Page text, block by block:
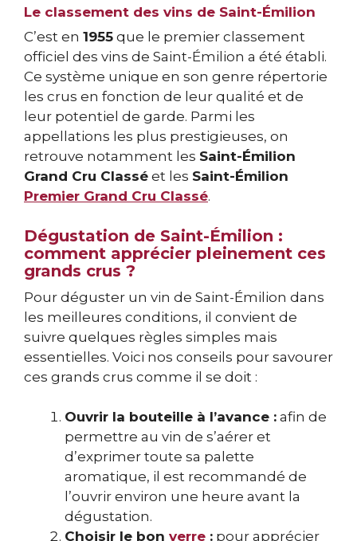
Le classement des vins de Saint-Émilion
C’est en 1955 que le premier classement
officiel des vins de Saint-Émilion a été établi.
Ce système unique en son genre répertorie
les crus en fonction de leur qualité et de
leur potentiel de garde. Parmi les
appellations les plus prestigieuses, on
retrouve notamment les Saint-Émilion
Grand Cru Classé et les Saint-Émilion
Premier Grand Cru Classé.
Dégustation de Saint-Émilion :
comment apprécier pleinement ces
grands crus ?
Pour déguster un vin de Saint-Émilion dans
les meilleures conditions, il convient de
suivre quelques règles simples mais
essentielles. Voici nos conseils pour savourer
ces grands crus comme il se doit :
Ouvrir la bouteille à l’avance : afin de
permettre au vin de s’aérer et
d’exprimer toute sa palette
aromatique, il est recommandé de
l’ouvrir environ une heure avant la
dégustation.
Choisir le bon verre : pour apprécier